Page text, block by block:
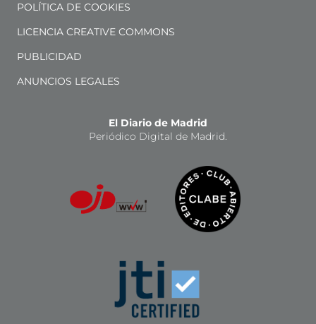
POLÍTICA DE COOKIES
LICENCIA CREATIVE COMMONS
PUBLICIDAD
ANUNCIOS LEGALES
El Diario de Madrid
Periódico Digital de Madrid.